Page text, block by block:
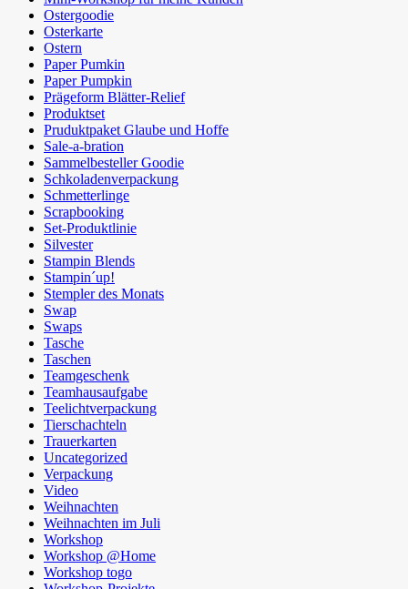
Ostergoodie
Osterkarte
Ostern
Paper Pumkin
Paper Pumpkin
Prägeform Blätter-Relief
Produktset
Pruduktpaket Glaube und Hoffe
Sale-a-bration
Sammelbesteller Goodie
Schkoladenverpackung
Schmetterlinge
Scrapbooking
Set-Produktlinie
Silvester
Stampin Blends
Stampin´up!
Stempler des Monats
Swap
Swaps
Tasche
Taschen
Teamgeschenk
Teamhausaufgabe
Teelichtverpackung
Tierschachteln
Trauerkarten
Uncategorized
Verpackung
Video
Weihnachten
Weihnachten im Juli
Workshop
Workshop @Home
Workshop togo